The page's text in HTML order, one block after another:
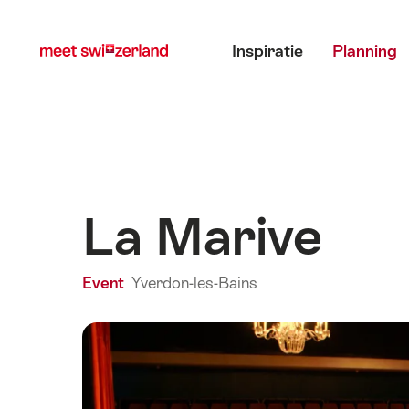
myswitzerland.com
Inspiratie Planning
La Marive
Event Yverdon-les-Bains